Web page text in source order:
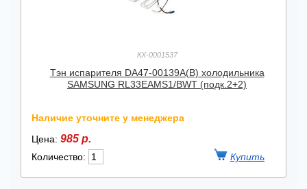
КХ-0001537
Тэн испарителя DA47-00139A(B) холодильника
SAMSUNG RL33EAMS1/BWT (подк.2+2)
Наличие уточните у менеджера
Цена: 985 р.
Количество: